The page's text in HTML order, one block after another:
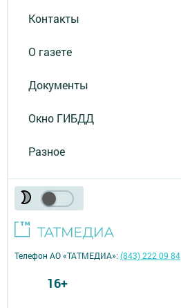
Контакты
О газете
Документы
Окно ГИБДД
Разное
Телефон АО «ТАТМЕДИА»:(843) 222 09 84
16+